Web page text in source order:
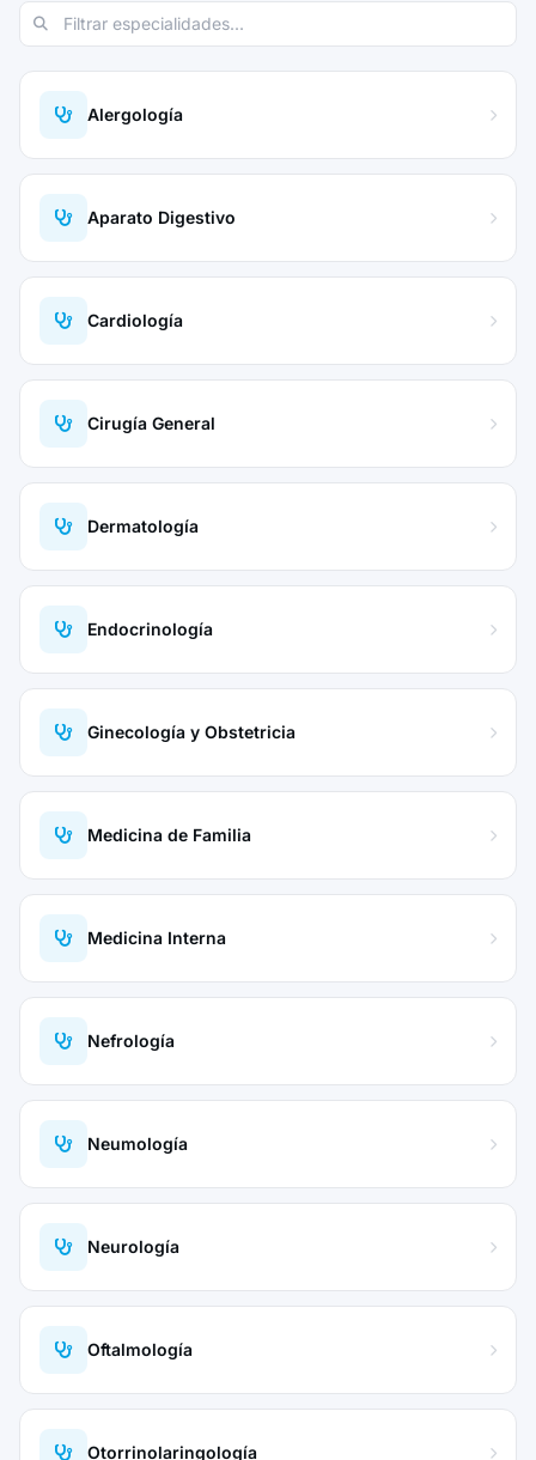
Alergología
Aparato Digestivo
Cardiología
Cirugía General
Dermatología
Endocrinología
Ginecología y Obstetricia
Medicina de Familia
Medicina Interna
Nefrología
Neumología
Neurología
Oftalmología
Otorrinolaringología